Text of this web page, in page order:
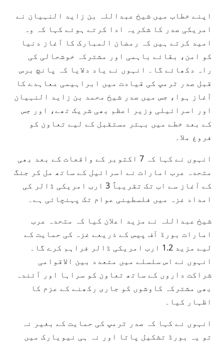
اپنے خطاب میں شیخ عبداللہ بن زاید النہیان نے
امریکی صدر کا شکریہ ادا کرتے ہوئے کہا کہ وہ
امید کرتے ہیں کہ رمضان المبارک کا آغاز دنیا
کو امن، بقائے باہمی اور مشترکہ خوشحالی کی
راہ دکھائے گا۔ انہوں نے یاد دلایا کہ پانچ برس
قبل صدر ٹرمپ کی قیادت میں ابراہیمی معاہدے کا
آغاز ہوا، جس میں صدر شیخ محمد بن زاید النہیان
اور اسرائیلی وزیر اعظم بھی شریک تھے، اور جس
کے بعد خطے میں بہتر مستقبل کے لیے تعاون کو
فروغ ملا۔
انہوں نے کہا کہ 7 اکتوبر کے واقعات کے بعد بھی
متحدہ عرب امارات نے اسرائیل کے ساتھ مل کر جنگ
کے آغاز سے اب تک تقریباً 3 ارب امریکی ڈالر کی
امداد غزہ میں فلسطینی عوام تک پہنچائی ہے۔
شیخ عبداللہ نے مزید اعلان کیا کہ متحدہ عرب
امارات بورڈ آف پیس کے ذریعے غزہ کی حمایت کے
لیے مزید 1.2 ارب امریکی ڈالر فراہم کرے گا۔
انہوں نے اس سلسلے میں متعدد بین الاقوامی
شراکت داروں کے ساتھ تعاون کو سراہا اور آئندہ
بھی مشترکہ کاوشوں کو جاری رکھنے کے عزم کا
اظہار کیا۔
انہوں نے کہا کہ صدر ٹرمپ کی حمایت کے بغیر نہ
تو یہ بورڈ تشکیل پاتا اور نہ ہی نیویارک میں